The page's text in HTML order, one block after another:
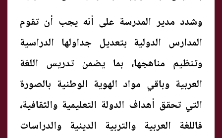
وشدد مدير المدرسة على أنه يجب أن تقوم
المدارس الدولية بتعديل جداولها الدراسية
وتنظيم مناهجها، بما يضمن تدريس اللغة
العربية وباقي مواد الهوية الوطنية بالصورة
التي تحقق أهداف الدولة التعليمية والثقافية،
فاللغة العربية والتربية الدينية والدراسات